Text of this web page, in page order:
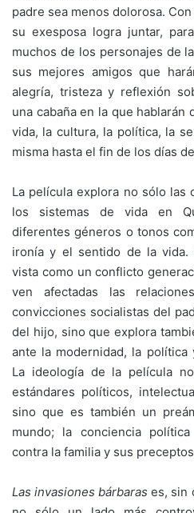
padre sea menos dolorosa.
su exesposa logra juntar,
muchos de los personajes de
sus mejores amigos que
alegría, tristeza y reflexión
una cabaña en la que
vida, la cultura, la política, la
misma hasta el fin de los días
La película explora no sólo las
los sistemas de vida en
diferentes géneros o tonos
ironía y el sentido de la vida.
vista como un conflicto
ven afectadas las
convicciones socialistas del
del hijo, sino que explora
ante la modernidad, la política
La ideología de la película
estándares políticos,
sino que es también un
mundo; la conciencia
contra la familia y sus
Las invasiones bárbarases, sin